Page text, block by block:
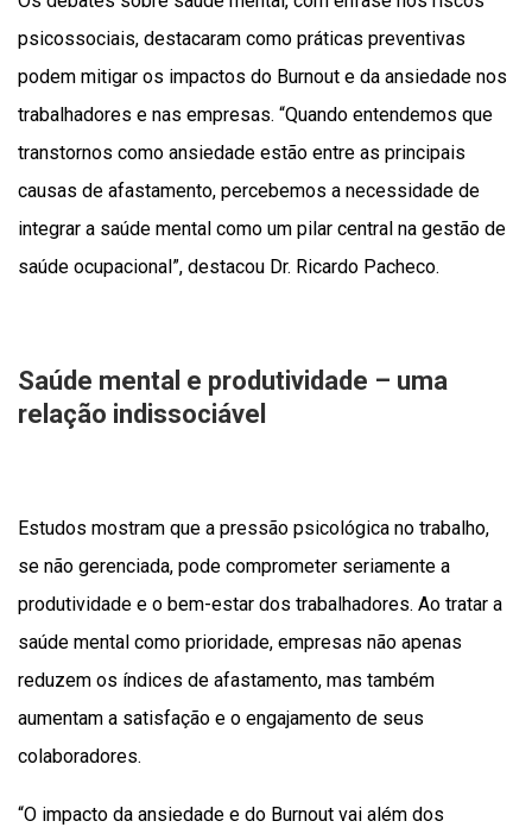
psicossociais, destacaram como práticas preventivas
podem mitigar os impactos do Burnout e da ansiedade nos
trabalhadores e nas empresas. “Quando entendemos que
transtornos como ansiedade estão entre as principais
causas de afastamento, percebemos a necessidade de
integrar a saúde mental como um pilar central na gestão de
saúde ocupacional”, destacou Dr. Ricardo Pacheco.
Saúde mental e produtividade – uma
relação indissociável
Estudos mostram que a pressão psicológica no trabalho,
se não gerenciada, pode comprometer seriamente a
produtividade e o bem-estar dos trabalhadores. Ao tratar a
saúde mental como prioridade, empresas não apenas
reduzem os índices de afastamento, mas também
aumentam a satisfação e o engajamento de seus
colaboradores.
“O impacto da ansiedade e do Burnout vai além dos